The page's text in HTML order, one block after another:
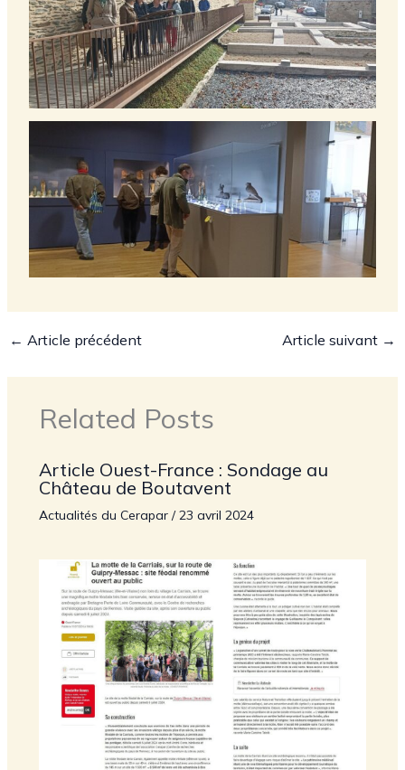
← Article précédent Article suivant →
Related Posts
Article Ouest-France : Sondage au
Château de Boutavent
Actualités du Cerapar/23 avril 2024